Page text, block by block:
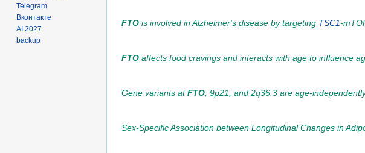
FTO is involved in Alzheimer's disease by targeting TSC1-
FTO affects food cravings and interacts with age to influence
Gene variants atFTO , 9p21, and 2q36.3 are age-
Sex-Specific Association between Longitudinal Changes in
Telegram
Вконтакте
AI 2027
backup